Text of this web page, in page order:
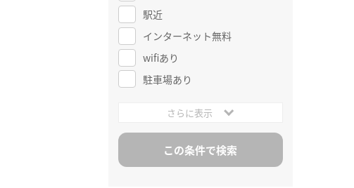
駅近
インターネット無料
wifiあり
駐車場あり
さらに表示